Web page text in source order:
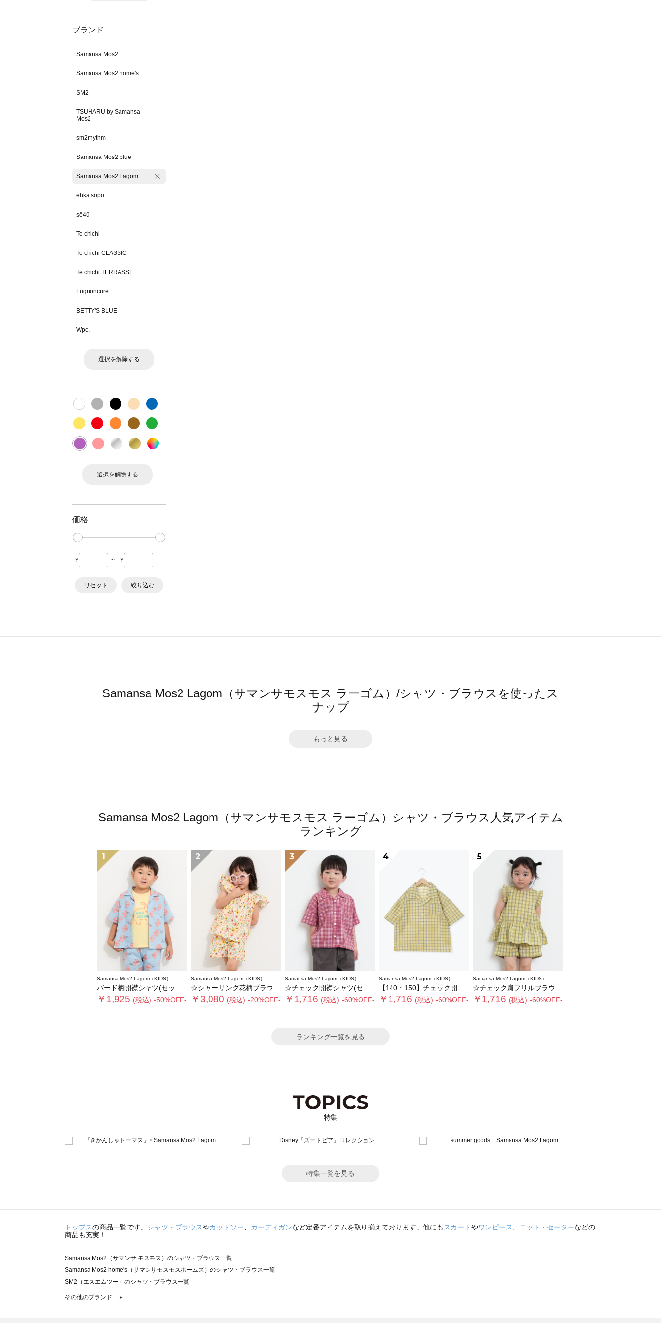
ブランド
Samansa Mos2
Samansa Mos2 home's
SM2
TSUHARU by Samansa
Mos2
sm2rhythm
Samansa Mos2 blue
Samansa Mos2 Lagom
ehka sopo
sō4ū
Te chichi
Te chichi CLASSIC
Te chichi TERRASSE
Lugnoncure
BETTY'S BLUE
Wpc.
選択を解除する
選択を解除する
価格
¥ ~ ¥
リセット 絞り込む
Samansa Mos2 Lagom（サマンサモスモス ラーゴム）/シャツ・ブラウスを使ったス
ナップ
もっと見る
Samansa Mos2 Lagom（サマンサモスモス ラーゴム）シャツ・ブラウス人気アイテム
ランキング
1
Samansa Mos2 Lagom（KIDS）
バード柄開襟シャツ(セットアップ可)
￥1,925 (税込) -50%OFF-
2
Samansa Mos2 Lagom（KIDS）
☆シャーリング花柄ブラウス(セットアップ可)
￥3,080 (税込) -20%OFF-
3
Samansa Mos2 Lagom（KIDS）
☆チェック開襟シャツ(セットアップ可)
￥1,716 (税込) -60%OFF-
4
Samansa Mos2 Lagom（KIDS）
【140・150】チェック開襟シャツ(セットアップ可)
￥1,716 (税込) -60%OFF-
5
Samansa Mos2 Lagom（KIDS）
☆チェック肩フリルブラウス(セットアップ可)
￥1,716 (税込) -60%OFF-
ランキング一覧を見る
特集
特集一覧を見る
トップスの商品一覧です。 シャツ・ブラウスやカットソー、 カーディガンなど定番アイテムを取り揃えております。他にもスカートやワンピース、 ニット・セーターなどの
商品も充実！
Samansa Mos2（サマンサ モスモス）のシャツ・ブラウス一覧
Samansa Mos2 home's（サマンサモスモスホームズ）のシャツ・ブラウス一覧
SM2（エスエムツー）のシャツ・ブラウス一覧
TSUHARU by Samansa Mos2（ツハルバイサマンサモスモス）のシャツ・ブラウス一覧
その他のブランド ＋